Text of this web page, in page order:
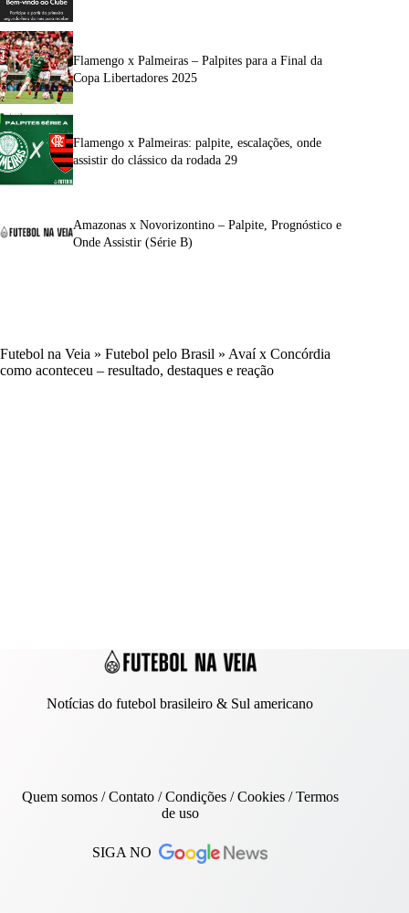
Flamengo x Palmeiras – Palpites para a Final da
Copa Libertadores 2025
Flamengo x Palmeiras: palpite, escalações, onde
assistir do clássico da rodada 29
Amazonas x Novorizontino – Palpite, Prognóstico e
Onde Assistir (Série B)
Futebol na Veia » Futebol pelo Brasil » Avaí x Concórdia
como aconteceu – resultado, destaques e reação
Notícias do futebol brasileiro & Sul americano
Quem somos/Contato/ Condições /Cookies/Termos
de uso
SIGA NO